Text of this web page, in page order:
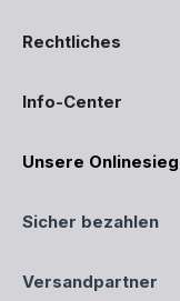
Rechtliches
Info-Center
Unsere
Sicher bezahlen
Versandpartner